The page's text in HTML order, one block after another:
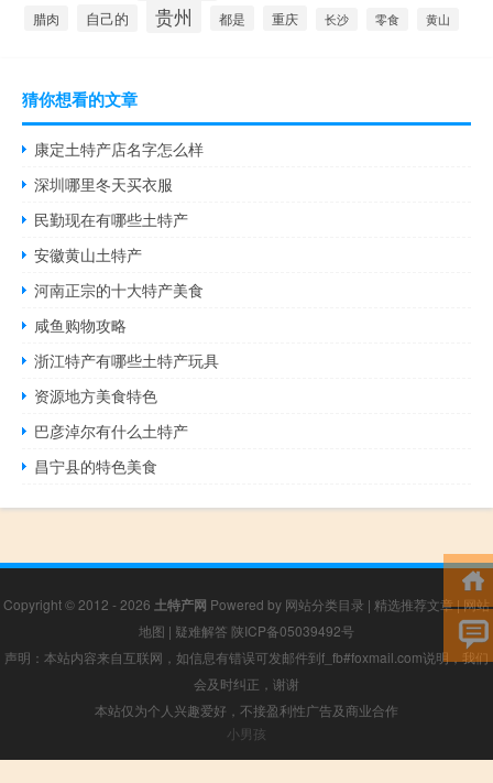
腊肉 自己的 贵州 都是 重庆 长沙 零食 黄山
猜你想看的文章
康定土特产店名字怎么样
深圳哪里冬天买衣服
民勤现在有哪些土特产
安徽黄山土特产
河南正宗的十大特产美食
咸鱼购物攻略
浙江特产有哪些土特产玩具
资源地方美食特色
巴彦淖尔有什么土特产
昌宁县的特色美食
Copyright © 2012 - 2026 土特产网 Powered by 网站分类目录 | 精选推荐文章|网站
地图 | 疑难解答 陕ICP备05039492号
声明：本站内容来自互联网，如信息有错误可发邮件到f_fb#foxmail.com说明，我们
会及时纠正，谢谢
本站仅为个人兴趣爱好，不接盈利性广告及商业合作
小男孩